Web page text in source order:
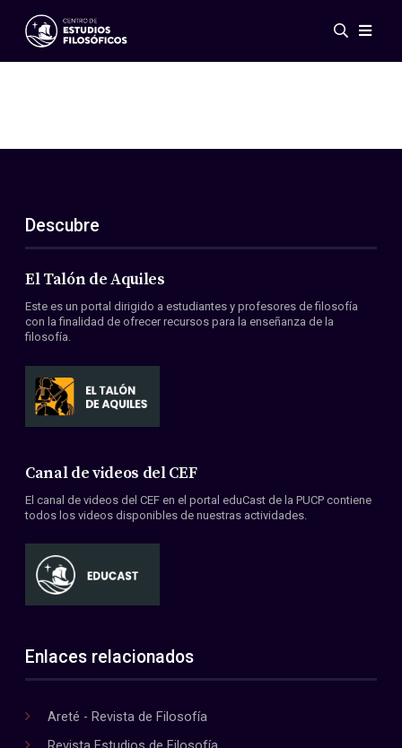
Eventos
ES
EN
Acerca de nosotros
Miembros
Convenios
Descubre
El Talón de Aquiles
Este es un portal dirigido a estudiantes y profesores de filosofía
con la finalidad de ofrecer recursos para la enseñanza de la
filosofía.
Canal de videos del CEF
El canal de videos del CEF en el portal eduCast de la PUCP contiene
todos los videos disponibles de nuestras actividades.
Enlaces relacionados
Areté - Revista de Filosofía